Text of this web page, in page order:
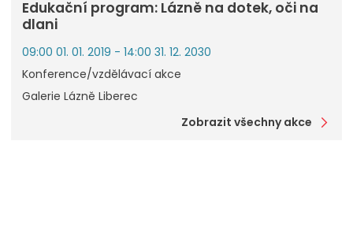
Edukační program: Lázně na dotek, oči na
dlani
09:00 01. 01. 2019 - 14:00 31. 12. 2030
Konference/vzdělávací akce
Galerie Lázně Liberec
Zobrazit všechny akce